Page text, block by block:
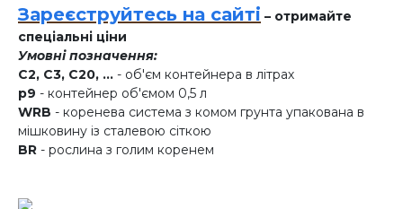
Зареєструйтесь на сайті – отримайте
спеціальні ціни
Умовні позначення:
C2, C3, C20, ... - об'єм контейнера в літрах
p9 - контейнер об'ємом 0,5 л
WRB - коренева система з комом грунта упакована в
мішковину із сталевою сіткою
BR - рослина з голим коренем